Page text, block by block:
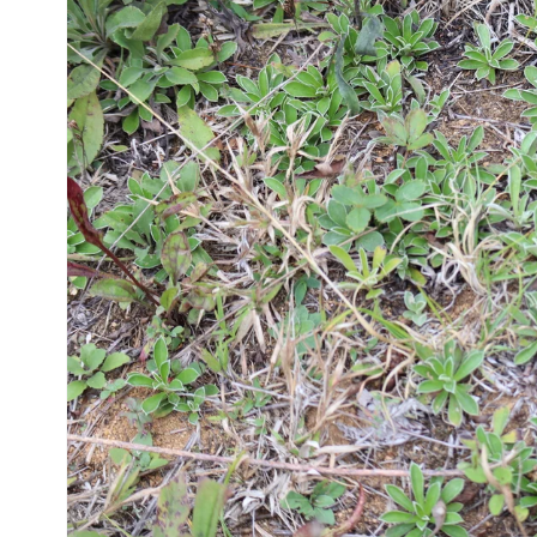
produits